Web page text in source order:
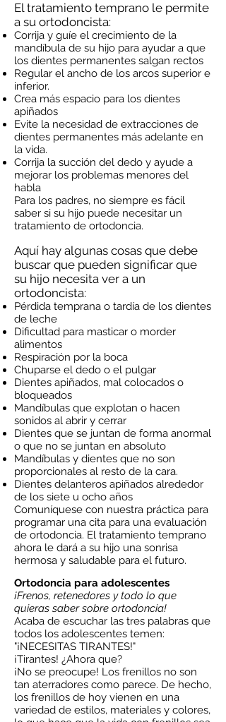
El tratamiento temprano le permite
a su ortodoncista:
Corrija y guíe el crecimiento de la
mandíbula de su hijo para ayudar a que
los dientes permanentes salgan rectos
Regular el ancho de los arcos superior e
inferior.
Crea más espacio para los dientes
apiñados
Evite la necesidad de extracciones de
dientes permanentes más adelante en
la vida.
Corrija la succión del dedo y ayude a
mejorar los problemas menores del
habla
Para los padres, no siempre es fácil
saber si su hijo puede necesitar un
tratamiento de ortodoncia.
Aquí hay algunas cosas que debe
buscar que pueden significar que
su hijo necesita ver a un
ortodoncista:
Pérdida temprana o tardía de los dientes
de leche
Dificultad para masticar o morder
alimentos
Respiración por la boca
Chuparse el dedo o el pulgar
Dientes apiñados, mal colocados o
bloqueados
Mandíbulas que explotan o hacen
sonidos al abrir y cerrar
Dientes que se juntan de forma anormal
o que no se juntan en absoluto
Mandíbulas y dientes que no son
proporcionales al resto de la cara.
Dientes delanteros apiñados alrededor
de los siete u ocho años
Comuníquese con nuestra práctica para
programar una cita para una evaluación
de ortodoncia. El tratamiento temprano
ahora le dará a su hijo una sonrisa
hermosa y saludable para el futuro.
Ortodoncia para adolescentes
¡Frenos, retenedores y todo lo que
quieras saber sobre ortodoncia!
Acaba de escuchar las tres palabras que
todos los adolescentes temen:
"¡NECESITAS TIRANTES!"
¡Tirantes! ¿Ahora que?
¡No se preocupe! Los frenillos no son
tan aterradores como parece. De hecho,
los frenillos de hoy vienen en una
variedad de estilos, materiales y colores,